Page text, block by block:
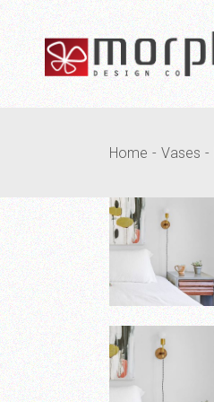
Home Vases